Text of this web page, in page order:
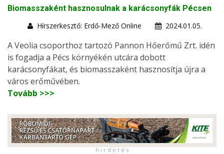
Biomasszaként hasznosulnak a karácsonyfák Pécsen
Hírszerkesztő: Erdő-Mező Online
2024.01.05.
A Veolia csoporthoz tartozó Pannon Hőerőmű Zrt. idén
is fogadja a Pécs környékén utcára dobott
karácsonyfákat, és biomasszaként hasznosítja újra a
város erőművében.
Tovább >>>
h i r d e t é s